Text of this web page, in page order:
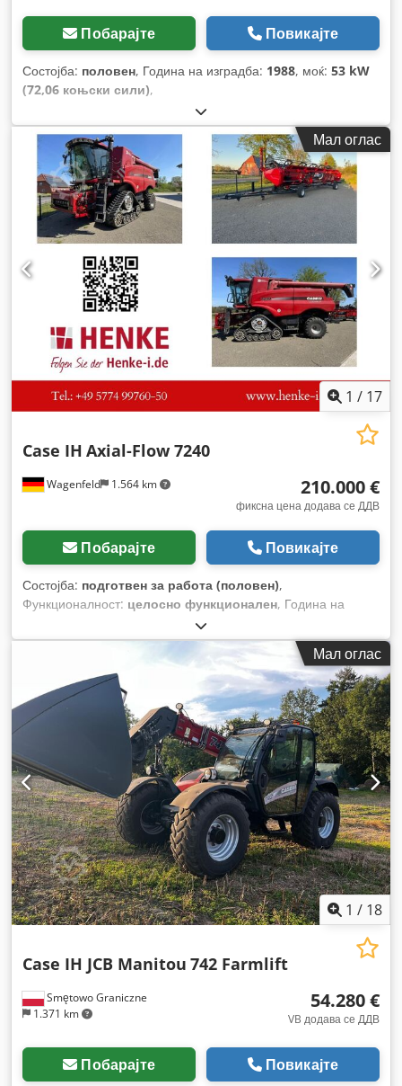
Побарајте Повикајте
Состојба: половен, Година на изградба: 1988, моќ: 53 kW
(72,06 коњски сили),
Мал оглас
1 / 17
Wagenfeld 1.564 km
Case IH Axial-Flow 7240
210.000 €
фиксна цена додава се ДДВ
Побарајте Повикајте
Состојба: подготвен за работа (половен),
Функционалност: целосно функционален, Година на
, работни часови:
(497,62 коњски сили), тип на гориво:дизел, максимална
, прва регистрација:
, следен
преглед (TÜV):07/2026 , димензија на задна гума:500/85
R24, број на машина/возило:YHG233775, Опрема:кабина,
клима уред, косачка за силовина, осветлување,
приклучок за приколка,
Мал оглас
1 / 18
Smętowo Graniczne
1.371 km
Case IH JCB Manitou 742 Farmlift
54.280 €
VB додава се ДДВ
Побарајте Повикајте